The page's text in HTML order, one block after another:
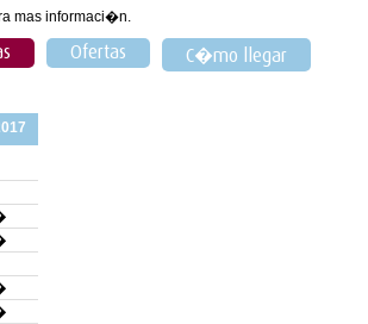
mas informaci�n.
Ofertas C�mo llegar